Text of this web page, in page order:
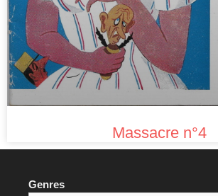
Massacre n°4
Genres